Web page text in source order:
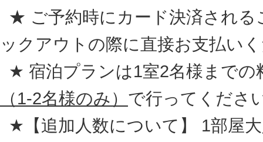
★ ご予約時にカード決済され
ックアウトの際に直接お支払い
★ 宿泊プランは1室2名様までの
（1-2名様のみ） で行ってくださ
★【追加人数について】 1部屋